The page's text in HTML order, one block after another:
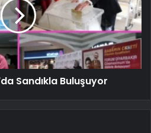
Sandıkla Buluşuyor